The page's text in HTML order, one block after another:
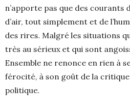
n’apporte pas que des courants
d’air, tout simplement et de
des rires. Malgré les situations
très au sérieux et qui sont
Ensemble ne renonce en rien à
férocité, à son goût de la
politique.